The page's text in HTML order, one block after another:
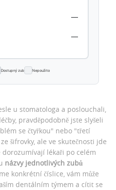
—
—
Dostupný zub Nepoužito
u stomatologa a poslouchali,
pravděpodobně jste slyšeli
se čtyřkou" nebo "třetí
šifrovky, ale ve skutečnosti jde
lékaři po celém
názvy jednotlivých zubů
konkrétní číslice, vám může
dentálním týmem a cítit se